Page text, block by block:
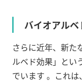
バイオアルベ
さらに近年、新た
ルベド効果」とい
でいます 。これは